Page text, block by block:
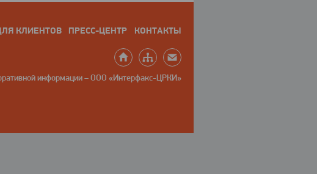
КЛИЕНТОВ ПРЕСС-ЦЕНТР КОНТАКТЫ
информации – ООО «Интерфакс-ЦРКИ»